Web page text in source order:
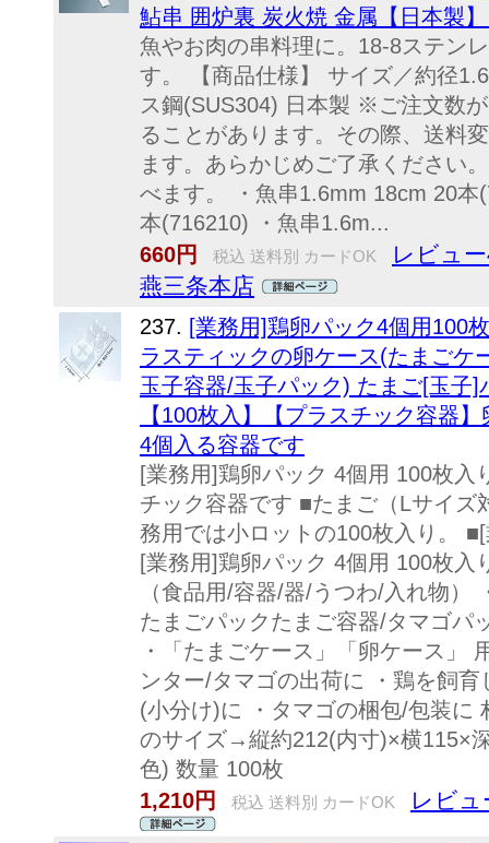
鮎串 囲炉裏 炭火焼 金属【日本製
魚やお肉の串料理に。18-8ステン
す。 【商品仕様】 サイズ／約径
ス鋼(SUS304) 日本製 ※ご注文数
ることがあります。その際、送料
ます。あらかじめご了承ください
べます。 ・魚串1.6mm 18cm 20
本(716210) ・魚串1.6m...
660円
税込 送料別 カードOK
レビュ
燕三条本店
237. [業務用]鶏卵パック4個用100
ラスティックの卵ケース(たまご
玉子容器/玉子パック) たまご[玉子
【100枚入】【プラスチック容器
4個入る容器です
[業務用]鶏卵パック 4個用 100枚
チック容器です ■たまご（Lサイ
務用では小ロットの100枚入り。
[業務用]鶏卵パック 4個用 100枚入
（食品用/容器/器/うつわ/入れ物
たまごパックたまご容器/タマゴパ
・「たまごケース」「卵ケース」
ンター/タマゴの出荷に ・鶏を飼
(小分け)に ・タマゴの梱包/包装に
のサイズ→縦約212(内寸)×横115×
色) 数量 100枚
1,210円
税込 送料別 カードOK レビュ